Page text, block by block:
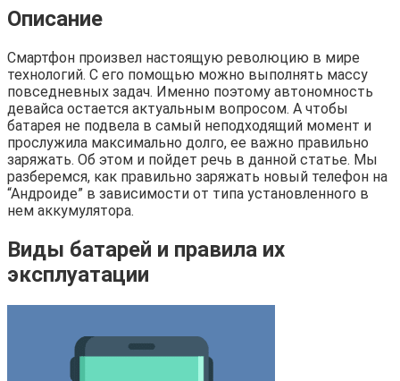
Описание
Смартфон произвел настоящую революцию в мире
технологий. С его помощью можно выполнять массу
повседневных задач. Именно поэтому автономность
девайса остается актуальным вопросом. А чтобы
батарея не подвела в самый неподходящий момент и
прослужила максимально долго, ее важно правильно
заряжать. Об этом и пойдет речь в данной статье. Мы
разберемся, как правильно заряжать новый телефон на
“Андроиде” в зависимости от типа установленного в
нем аккумулятора.
Виды батарей и правила их
эксплуатации